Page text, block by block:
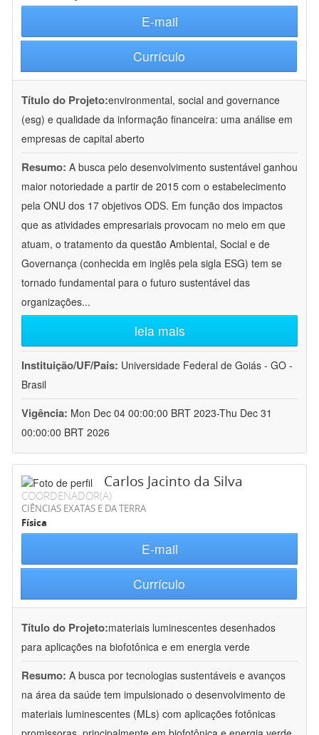
E-mail
Currículo
Título do Projeto:environmental, social and governance
(esg) e qualidade da informação financeira: uma análise em
empresas de capital aberto
Resumo: A busca pelo desenvolvimento sustentável ganhou
maior notoriedade a partir de 2015 com o estabelecimento
pela ONU dos 17 objetivos ODS. Em função dos impactos
que as atividades empresariais provocam no meio em que
atuam, o tratamento da questão Ambiental, Social e de
Governança (conhecida em inglês pela sigla ESG) tem se
tornado fundamental para o futuro sustentável das
organizações...
leia mais
Instituição/UF/País: Universidade Federal de Goiás - GO -
Brasil
Vigência: Mon Dec 04 00:00:00 BRT 2023-Thu Dec 31
00:00:00 BRT 2026
Carlos Jacinto da Silva
COORDENADOR(A)
CIÊNCIAS EXATAS E DA TERRA
Física
E-mail
Currículo
Título do Projeto:materiais luminescentes desenhados
para aplicações na biofotônica e em energia verde
Resumo: A busca por tecnologias sustentáveis e avanços
na área da saúde tem impulsionado o desenvolvimento de
materiais luminescentes (MLs) com aplicações fotônicas